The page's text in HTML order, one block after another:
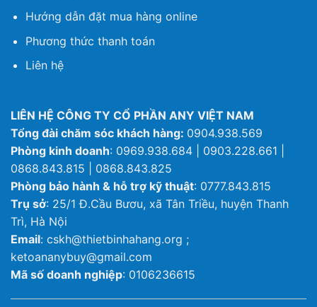
Hướng dẫn đặt mua hàng online
Phương thức thanh toán
Liên hệ
LIÊN HỆ CÔNG TY CỔ PHẦN ANY VIỆT NAM
Tổng đài chăm sóc khách hàng: 0904.938.569
Phòng kinh doanh: 0969.938.684 | 0903.228.661 |
0868.843.815 | 0868.843.825
Phòng bảo hành & hỗ trợ kỹ thuật: 0777.843.815
Trụ sở: 25/1 Đ.Cầu Bươu, xã Tân Triều, huyện Thanh
Trì, Hà Nội
Email: cskh@thietbinhahang.org ;
ketoananybuy@gmail.com
Mã số doanh nghiệp: 0106236615